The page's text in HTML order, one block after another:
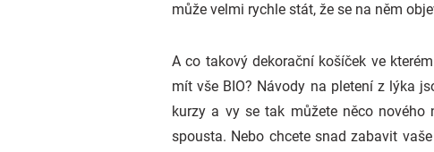
může velmi rychle stát, že se na něm
A co takový dekorační košíček ve
mít vše BIO? Návody na pletení z lýka
kurzy a vy se tak můžete něco
spousta. Nebo chcete snad zabavit